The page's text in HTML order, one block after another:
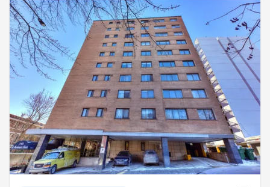
autobus n°12/168/176 et à 5minutes du centre-ville
en train REM. Adde